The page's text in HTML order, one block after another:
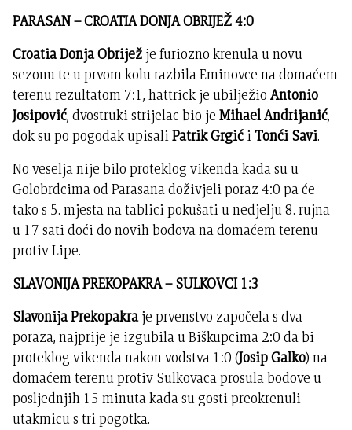
PARASAN – CROATIA DONJA OBRIJEŽ 4:0
Croatia Donja Obrijež je furiozno krenula u novu
sezonu te u prvom kolu razbila Eminovce na domaćem
terenu rezultatom 7:1, hattrick je ubilježioAntonio
Josipović, dvostruki strijelac bio jeMihael Andrijanić,
dok su po pogodak upisaliPatrik Grgić iTonći Savi.
No veselja nije bilo proteklog vikenda kada su u
Golobrdcima od Parasana doživjeli poraz 4:0 pa će
tako s 5. mjesta na tablici pokušati u nedjelju 8. rujna
u 17 sati doći do novih bodova na domaćem terenu
protiv Lipe.
SLAVONIJA PREKOPAKRA – SULKOVCI 1:3
Slavonija Prekopakraje prvenstvo započela s dva
poraza, najprije je izgubila u Biškupcima 2:0 da bi
proteklog vikenda nakon vodstva 1:0 (Josip Galko) na
domaćem terenu protiv Sulkovaca prosula bodove u
posljednjih 15 minuta kada su gosti preokrenuli
utakmicu s tri pogotka.